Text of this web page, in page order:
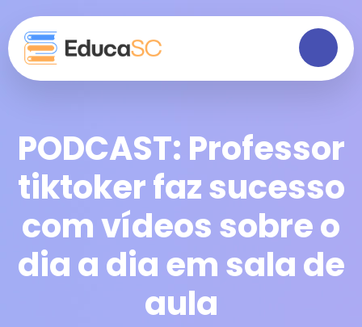
PODCAST: Professor
tiktoker faz sucesso
com vídeos sobre o
dia a dia em sala de
aula